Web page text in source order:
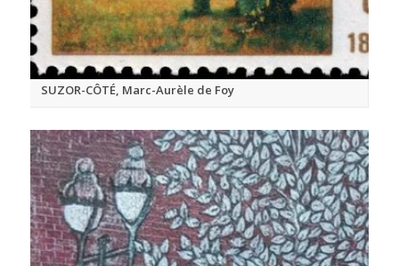
SUZOR-CÔTÉ, Marc-Aurèle de Foy